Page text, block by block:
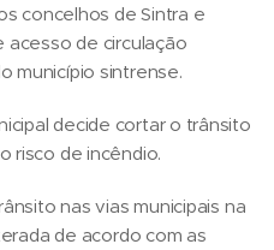
concelhos de Sintra e
acesso de circulação
município sintrense.
decide cortar o trânsito
risco de incêndio.
nas vias municipais na
de acordo com as